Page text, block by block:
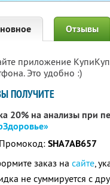
Отзывы
приложение
Это удобно :)
ПОЛУЧИТЕ
20% на анализы при
Промокод:SHA7AB657
заказ на сайте,
не суммируется с